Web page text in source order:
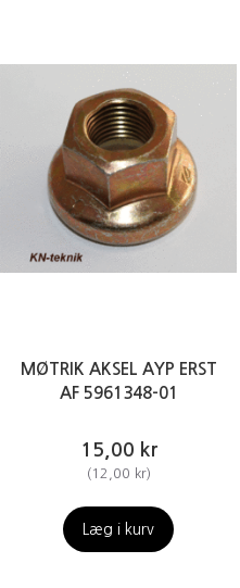
MØTRIK AKSEL AYP ERST
AF 5961348-01
15,00 kr
( 12,00 kr)
Læg i kurv